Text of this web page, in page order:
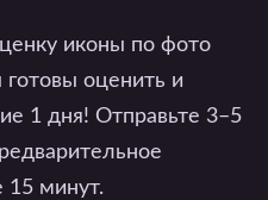
иконы по фото
оценить и
1 дня! Отправьте 3–5
15 минут.